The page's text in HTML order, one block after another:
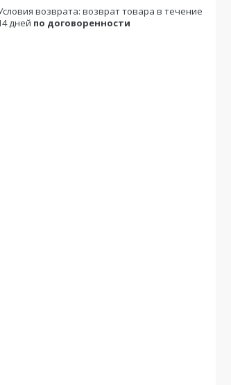
возврат товара в течение
дней по договоренности